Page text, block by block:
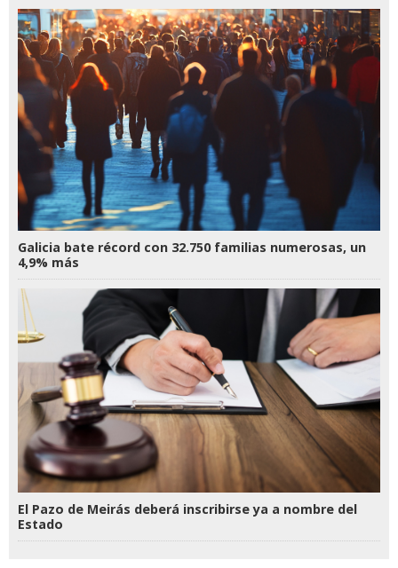
Galicia bate récord con 32.750 familias numerosas, un
4,9% más
El Pazo de Meirás deberá inscribirse ya a nombre del
Estado